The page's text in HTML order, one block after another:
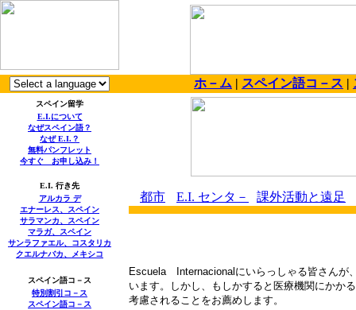
ホ－ム | スペイン語コ－ス |
スペイン留学
E.I.について
なぜスペイン語？
なぜE.I. ？
無料パンフレット
今すぐ お申し込み！
E.I. 行き先
アルカラ デ
エナーレス、スペイン
サラマンカ、スペイン
マラガ、スペイン
サンラファエル、コスタリカ
クエルナバカ、メキシコ
スペイン語コ－ス
特別割引コ－ス
スペイン語コ－ス
都市 E.I. センタ－ 課外活動と遠足
Escuela Internacional にいらっしゃる皆さんが
います。しかし 、 もしかすると 医療機関にかかる
考慮されることをお薦めします。